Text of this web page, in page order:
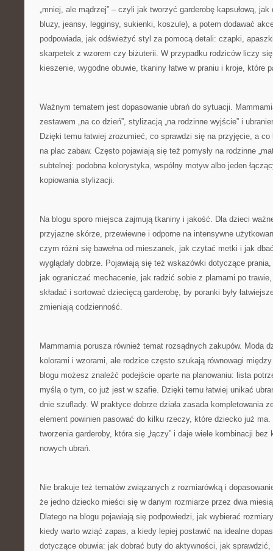
„mniej, ale mądrzej” – czyli jak tworzyć garderobę kapsułową,
bluzy, jeansy, legginsy, sukienki, koszule), a potem dodawać
podpowiada, jak odświeżyć styl za pomocą detali: czapki,
skarpetek z wzorem czy biżuterii. W przypadku rodziców liczy
kieszenie, wygodne obuwie, tkaniny łatwe w praniu i kroje, które
Ważnym tematem jest dopasowanie ubrań do sytuacji.
zestawem „na co dzień”, stylizacją „na rodzinne wyjście” i
Dzięki temu łatwiej zrozumieć, co sprawdzi się na przyjęcie, a
na plac zabaw. Często pojawiają się też pomysły na rodzinne
subtelnej: podobna kolorystyka, wspólny motyw albo jeden
kopiowania stylizacji.
Na blogu sporo miejsca zajmują tkaniny i jakość. Dla dzieci
przyjazne skórze, przewiewne i odporne na intensywne
czym różni się bawełna od mieszanek, jak czytać metki i jak
wyglądały dobrze. Pojawiają się też wskazówki dotyczące
jak ograniczać mechacenie, jak radzić sobie z plamami po
składać i sortować dziecięcą garderobę, by poranki były
zmieniają codzienność.
Mammamia porusza również temat rozsądnych zakupów. Moda
kolorami i wzorami, ale rodzice często szukają równowagi
blogu możesz znaleźć podejście oparte na planowaniu: lista
myślą o tym, co już jest w szafie. Dzięki temu łatwiej unikać
dnie szuflady. W praktyce dobrze działa zasada kompletowania
element powinien pasować do kilku rzeczy, które dziecko już
tworzenia garderoby, która się „łączy” i daje wiele kombinacji bez
nowych ubrań.
Nie brakuje też tematów związanych z rozmiarówką i
że jedno dziecko mieści się w danym rozmiarze przez dwa
Dlatego na blogu pojawiają się podpowiedzi, jak wybierać rozmiary
kiedy warto wziąć zapas, a kiedy lepiej postawić na idealne
dotyczące obuwia: jak dobrać buty do aktywności, jak